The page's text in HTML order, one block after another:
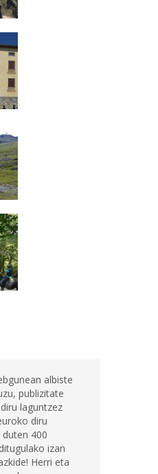
albiste
publizitate
laguntzez
diru
400
izan
Herri eta